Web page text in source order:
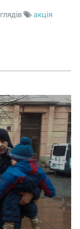
акція